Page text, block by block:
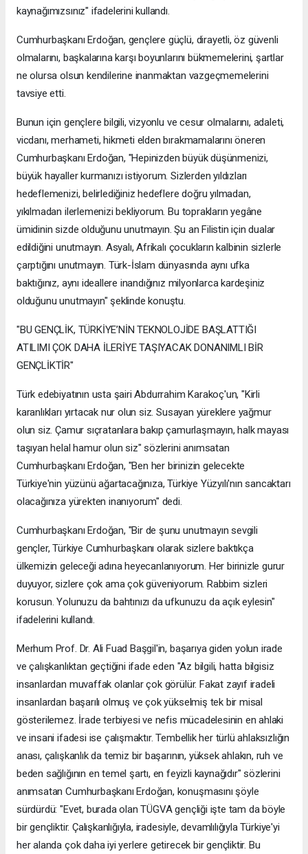
kaynağımızsınız" ifadelerini kullandı.
Cumhurbaşkanı Erdoğan, gençlere güçlü, dirayetli, öz güvenli
olmalarını, başkalarına karşı boyunlarını bükmemelerini, şartlar
ne olursa olsun kendilerine inanmaktan vazgeçmemelerini
tavsiye etti.
Bunun için gençlere bilgili, vizyonlu ve cesur olmalarını, adaleti,
vicdanı, merhameti, hikmeti elden bırakmamalarını öneren
Cumhurbaşkanı Erdoğan, "Hepinizden büyük düşünmenizi,
büyük hayaller kurmanızı istiyorum. Sizlerden yıldızları
hedeflemenizi, belirlediğiniz hedeflere doğru yılmadan,
yıkılmadan ilerlemenizi bekliyorum. Bu toprakların yegâne
ümidinin sizde olduğunu unutmayın. Şu an Filistin için dualar
edildiğini unutmayın. Asyalı, Afrikalı çocukların kalbinin sizlerle
çarptığını unutmayın. Türk-İslam dünyasında aynı ufka
baktığınız, aynı ideallere inandığınız milyonlarca kardeşiniz
olduğunu unutmayın" şeklinde konuştu.
"BU GENÇLİK, TÜRKİYE’NİN TEKNOLOJİDE BAŞLATTIĞI
ATILIMI ÇOK DAHA İLERİYE TAŞIYACAK DONANIMLI BİR
GENÇLİKTİR"
Türk edebiyatının usta şairi Abdurrahim Karakoç'un, "Kirli
karanlıkları yırtacak nur olun siz. Susayan yüreklere yağmur
olun siz. Çamur sıçratanlara bakıp çamurlaşmayın, halk mayası
taşıyan helal hamur olun siz" sözlerini anımsatan
Cumhurbaşkanı Erdoğan, "Ben her birinizin gelecekte
Türkiye'nin yüzünü ağartacağınıza, Türkiye Yüzyılı'nın sancaktarı
olacağınıza yürekten inanıyorum" dedi.
Cumhurbaşkanı Erdoğan, "Bir de şunu unutmayın sevgili
gençler, Türkiye Cumhurbaşkanı olarak sizlere baktıkça
ülkemizin geleceği adına heyecanlanıyorum. Her birinizle gurur
duyuyor, sizlere çok ama çok güveniyorum. Rabbim sizleri
korusun. Yolunuzu da bahtınızı da ufkunuzu da açık eylesin"
ifadelerini kullandı.
Merhum Prof. Dr. Ali Fuad Başgil'in, başarıya giden yolun irade
ve çalışkanlıktan geçtiğini ifade eden "Az bilgili, hatta bilgisiz
insanlardan muvaffak olanlar çok görülür. Fakat zayıf iradeli
insanlardan başarılı olmuş ve çok yükselmiş tek bir misal
gösterilemez. İrade terbiyesi ve nefis mücadelesinin en ahlaki
ve insani ifadesi ise çalışmaktır. Tembellik her türlü ahlaksızlığın
anası, çalışkanlık da temiz bir başarının, yüksek ahlakın, ruh ve
beden sağlığının en temel şartı, en feyizli kaynağıdır" sözlerini
anımsatan Cumhurbaşkanı Erdoğan, konuşmasını şöyle
sürdürdü: "Evet, burada olan TÜGVA gençliği işte tam da böyle
bir gençliktir. Çalışkanlığıyla, iradesiyle, devamlılığıyla Türkiye'yi
her alanda çok daha iyi yerlere getirecek bir gençliktir. Bu